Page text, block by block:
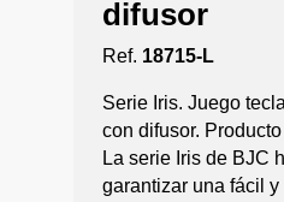
difusor
Ref. 18715-L
Serie Iris. Juego
con difusor.
La serie Iris de BJC
garantizar una fácil